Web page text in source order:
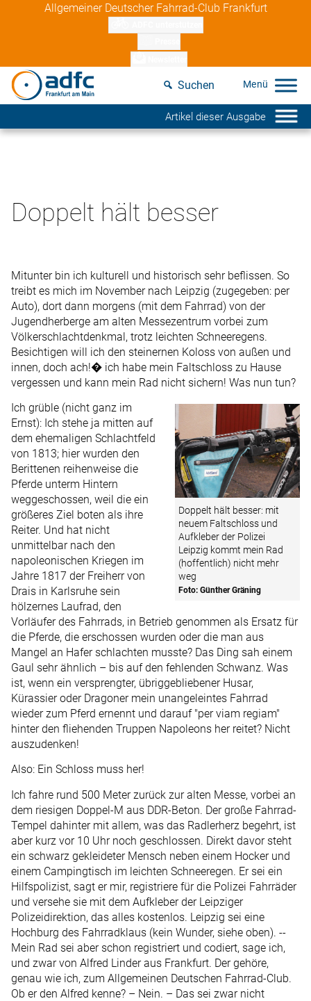
Allgemeiner Deutscher Fahrrad-Club Frankfurt
Suchen
Artikel dieser Ausgabe
Doppelt hält besser
Mitunter bin ich kulturell und historisch sehr beflissen. So
treibt es mich im November nach Leipzig (zugegeben: per
Auto), dort dann morgens (mit dem Fahrrad) von der
Jugendherberge am alten Messezentrum vorbei zum
Völkerschlachtdenkmal, trotz leichten Schneeregens.
Besichtigen will ich den steinernen Koloss von außen und
innen, doch ach!� ich habe mein Faltschloss zu Hause
vergessen und kann mein Rad nicht sichern! Was nun tun?
Doppelt hält besser: mit
neuem Faltschloss und
Aufkleber der Polizei
Leipzig kommt mein Rad
(hoffentlich) nicht mehr
weg
Foto: Günther Gräning
Ich grüble (nicht ganz im
Ernst): Ich stehe ja mitten auf
dem ehemaligen Schlachtfeld
von 1813; hier wurden den
Berittenen reihenweise die
Pferde unterm Hintern
weggeschossen, weil die ein
größeres Ziel boten als ihre
Reiter. Und hat nicht
unmittelbar nach den
napoleonischen Kriegen im
Jahre 1817 der Freiherr von
Drais in Karlsruhe sein
hölzernes Laufrad, den
Vorläufer des Fahrrads, in Betrieb genommen als Ersatz für
die Pferde, die erschossen wurden oder die man aus
Mangel an Hafer schlachten musste? Das Ding sah einem
Gaul sehr ähnlich – bis auf den fehlenden Schwanz. Was
ist, wenn ein versprengter, übriggebliebener Husar,
Kürassier oder Dragoner mein unangeleintes Fahrrad
wieder zum Pferd ernennt und darauf "per viam regiam"
hinter den fliehenden Truppen Napoleons her reitet? Nicht
auszudenken!
Also: Ein Schloss muss her!
Ich fahre rund 500 Meter zurück zur alten Messe, vorbei an
dem riesigen Doppel-M aus DDR-Beton. Der große Fahrrad-
Tempel dahinter mit allem, was das Radlerherz begehrt, ist
aber kurz vor 10 Uhr noch geschlossen. Direkt davor steht
ein schwarz gekleideter Mensch neben einem Hocker und
einem Campingtisch im leichten Schneeregen. Er sei ein
Hilfspolizist, sagt er mir, registriere für die Polizei Fahrräder
und versehe sie mit dem Aufkleber der Leipziger
Polizeidirektion, das alles kostenlos. Leipzig sei eine
Hochburg des Fahrradklaus (kein Wunder, siehe oben). --
Mein Rad sei aber schon registriert und codiert, sage ich,
und zwar von Alfred Linder aus Frankfurt. Der gehöre,
genau wie ich, zum Allgemeinen Deutschen Fahrrad-Club.
Ob er den Alfred kenne? – Nein. – Das sei zwar nicht